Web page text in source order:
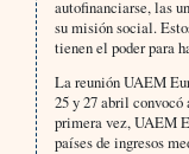
autofinanciarse, las
su misión social.
tienen el poder para
La reunión UAEM
25 y 27 abril convocó
primera vez, UAEM
países de ingresos